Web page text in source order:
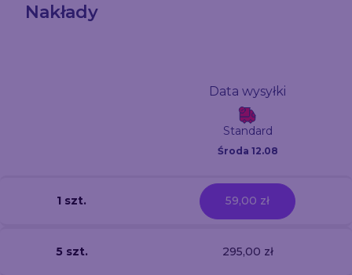
Nakłady
Data wysyłki
Standard
Środa 12.08
1 szt. 59,00 zł
5 szt. 295,00 zł